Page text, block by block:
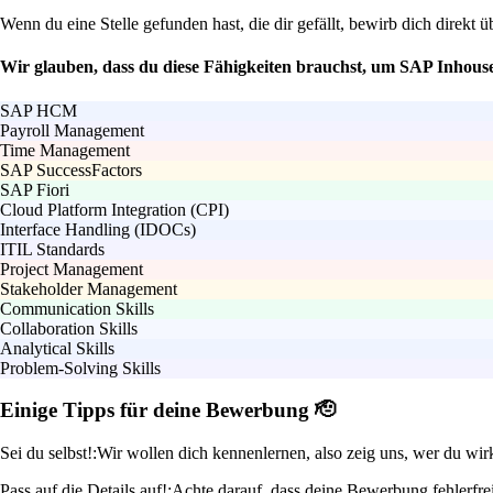
Wenn du eine Stelle gefunden hast, die dir gefällt, bewirb dich direkt
Wir glauben, dass du diese Fähigkeiten brauchst, um SAP
SAP HCM
Payroll Management
Time Management
SAP SuccessFactors
SAP Fiori
Cloud Platform Integration (CPI)
Interface Handling (IDOCs)
ITIL Standards
Project Management
Stakeholder Management
Communication Skills
Collaboration Skills
Analytical Skills
Problem-Solving Skills
Einige Tipps für deine Bewerbung 🫡
Sei du selbst!:Wir wollen dich kennenlernen, also zeig uns, wer du